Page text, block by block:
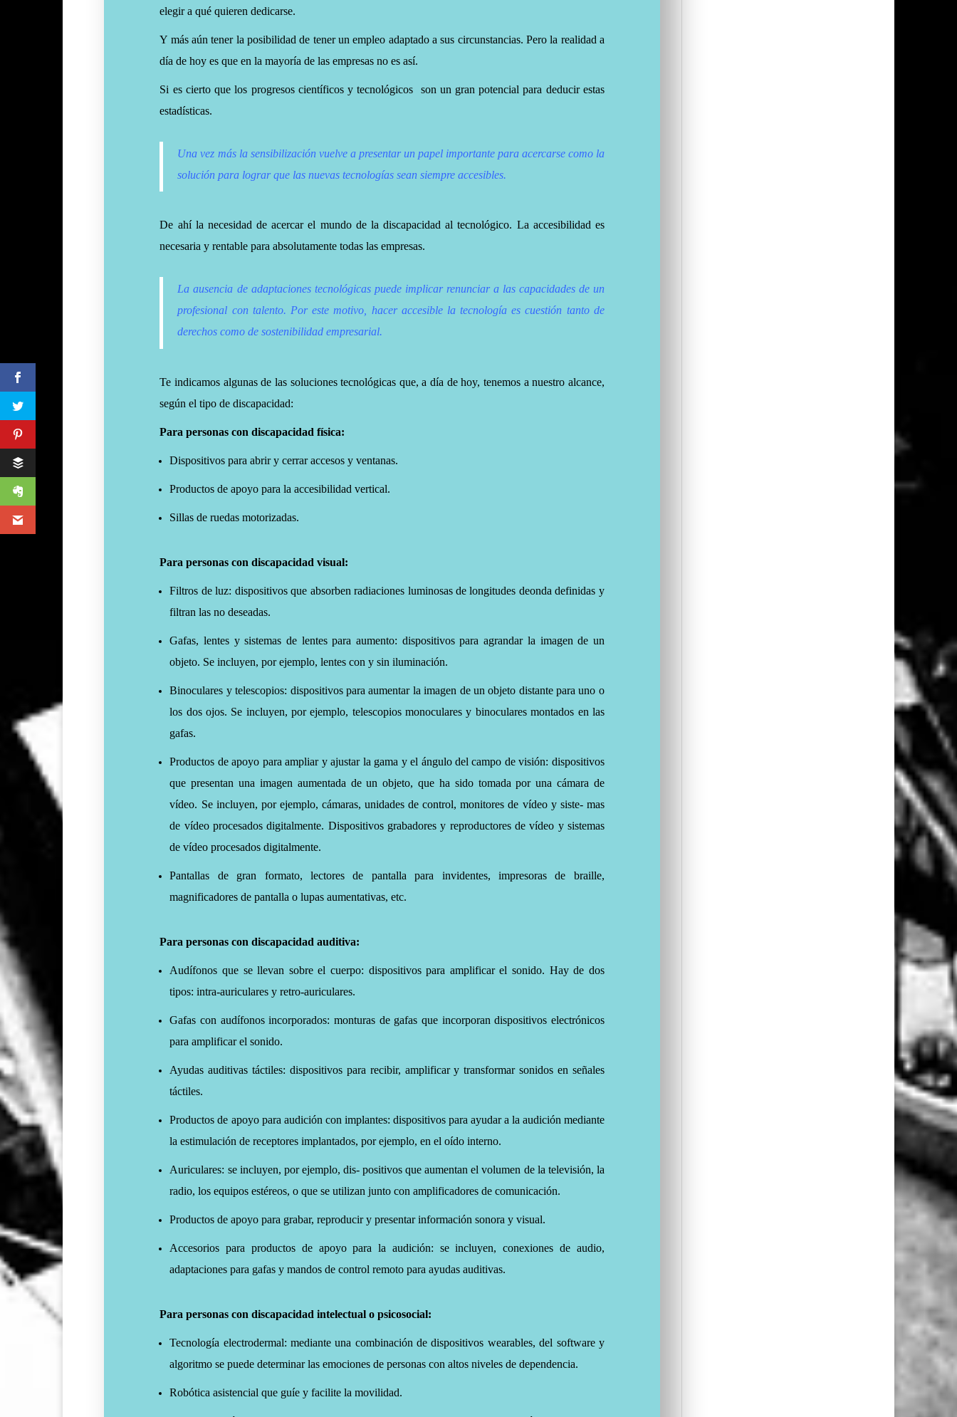
elegir a qué quieren dedicarse.
Y más aún tener la posibilidad de tener un empleo adaptado a sus circunstancias. Pero la realidad a
día de hoy es que en la mayoría de las empresas no es así.
Si es cierto que los progresos científicos y tecnológicos son un gran potencial para deducir estas
estadísticas.
Una vez más la sensibilización vuelve a presentar un papel importante para acercarse como la
solución para lograr que las nuevas tecnologías sean siempre accesibles.
De ahí la necesidad de acercar el mundo de la discapacidad al tecnológico. La accesibilidad es
necesaria y rentable para absolutamente todas las empresas.
La ausencia de adaptaciones tecnológicas puede implicar renunciar a las capacidades de un
profesional con talento. Por este motivo, hacer accesible la tecnología es cuestión tanto de
derechos como de sostenibilidad empresarial.
Te indicamos algunas de las soluciones tecnológicas que, a día de hoy, tenemos a nuestro alcance,
según el tipo de discapacidad:
Para personas con discapacidad física:
Dispositivos para abrir y cerrar accesos y ventanas.
Productos de apoyo para la accesibilidad vertical.
Sillas de ruedas motorizadas.
Para personas con discapacidad visual:
Filtros de luz: dispositivos que absorben radiaciones luminosas de longitudes deonda definidas y
filtran las no deseadas.
Gafas, lentes y sistemas de lentes para aumento: dispositivos para agrandar la imagen de un
objeto. Se incluyen, por ejemplo, lentes con y sin iluminación.
Binoculares y telescopios: dispositivos para aumentar la imagen de un objeto distante para uno o
los dos ojos. Se incluyen, por ejemplo, telescopios monoculares y binoculares montados en las
gafas.
Productos de apoyo para ampliar y ajustar la gama y el ángulo del campo de visión: dispositivos
que presentan una imagen aumentada de un objeto, que ha sido tomada por una cámara de
vídeo. Se incluyen, por ejemplo, cámaras, unidades de control, monitores de vídeo y siste- mas
de vídeo procesados digitalmente. Dispositivos grabadores y reproductores de vídeo y sistemas
de vídeo procesados digitalmente.
Pantallas de gran formato, lectores de pantalla para invidentes, impresoras de braille,
magnificadores de pantalla o lupas aumentativas, etc.
Para personas con discapacidad auditiva:
Audífonos que se llevan sobre el cuerpo: dispositivos para amplificar el sonido. Hay de dos
tipos: intra-auriculares y retro-auriculares.
Gafas con audífonos incorporados: monturas de gafas que incorporan dispositivos electrónicos
para amplificar el sonido.
Ayudas auditivas táctiles: dispositivos para recibir, amplificar y transformar sonidos en señales
táctiles.
Productos de apoyo para audición con implantes: dispositivos para ayudar a la audición mediante
la estimulación de receptores implantados, por ejemplo, en el oído interno.
Auriculares: se incluyen, por ejemplo, dis- positivos que aumentan el volumen de la televisión, la
radio, los equipos estéreos, o que se utilizan junto con amplificadores de comunicación.
Productos de apoyo para grabar, reproducir y presentar información sonora y visual.
Accesorios para productos de apoyo para la audición: se incluyen, conexiones de audio,
adaptaciones para gafas y mandos de control remoto para ayudas auditivas.
Para personas con discapacidad intelectual o psicosocial:
Tecnología electrodermal: mediante una combinación de dispositivos wearables, del software y
algoritmo se puede determinar las emociones de personas con altos niveles de dependencia.
Robótica asistencial que guíe y facilite la movilidad.